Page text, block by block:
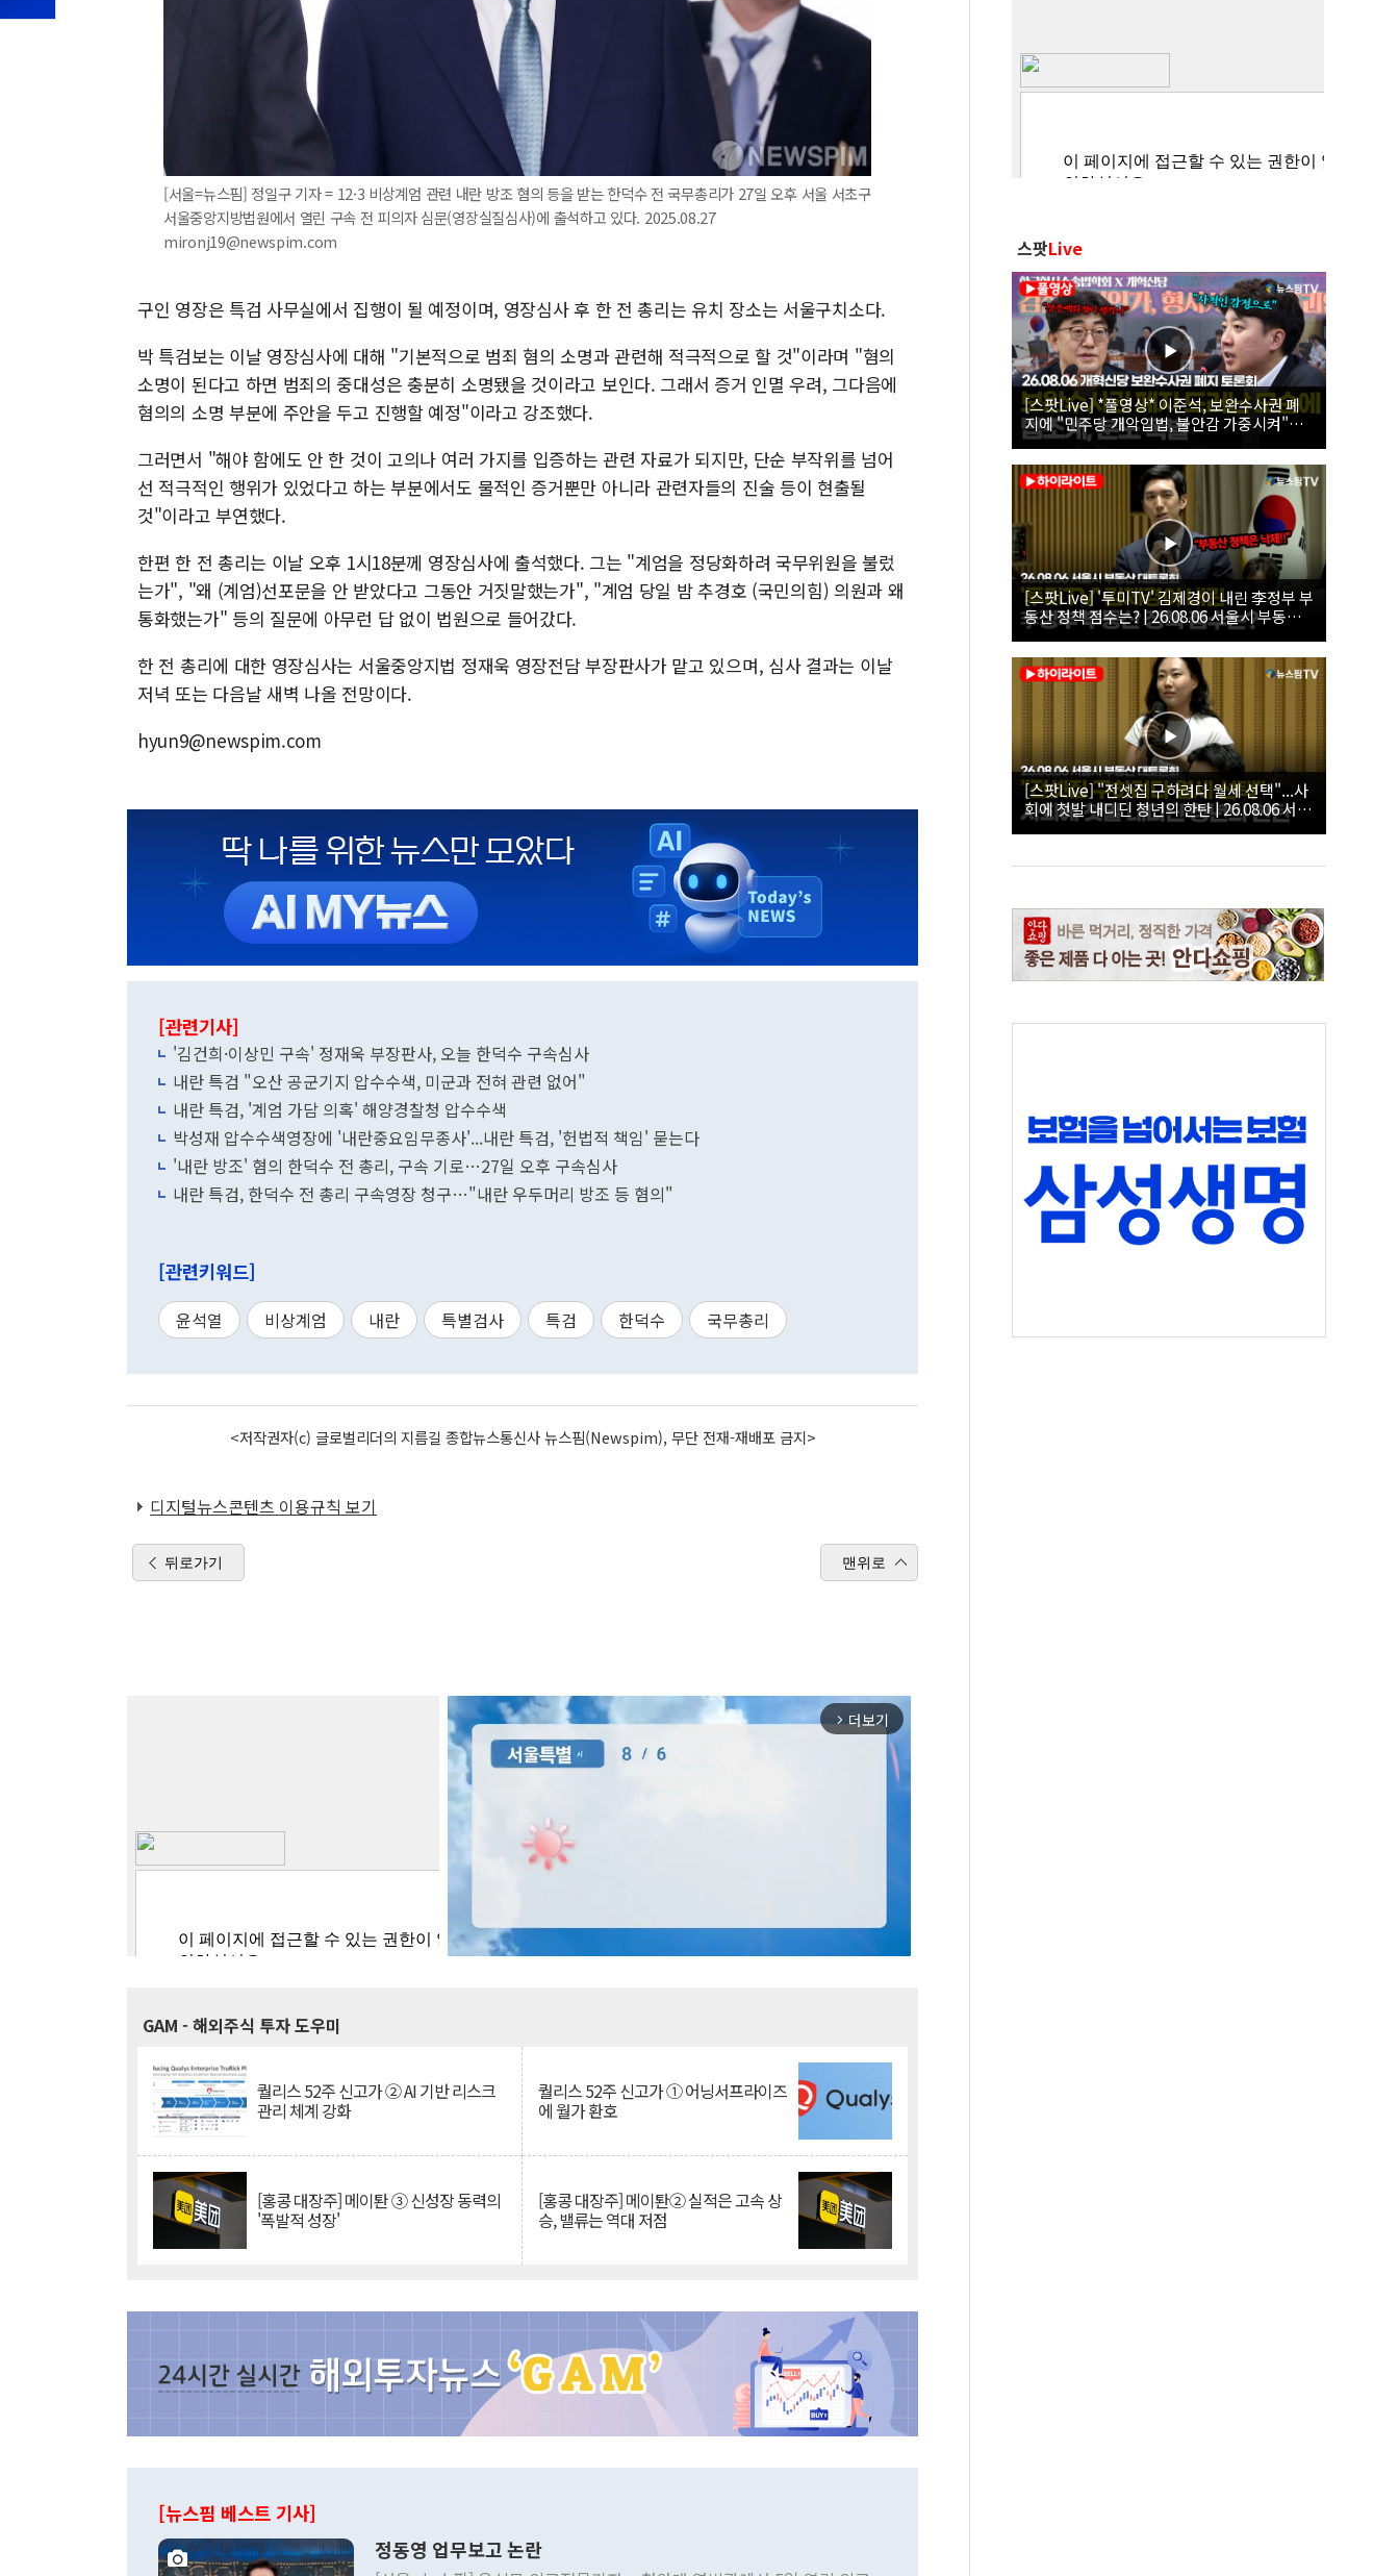
[서울=뉴스핌] 정일구 기자 = 12·3 비상계엄 관련 내란 방조 혐의 등을 받는 한덕수 전 국무총리가 27일 오후 서울 서초구
서울중앙지방법원에서 열린 구속 전 피의자 심문(영장실질심사)에 출석하고 있다. 2025.08.27
mironj19@newspim.com
구인 영장은 특검 사무실에서 집행이 될 예정이며, 영장심사 후 한 전 총리는 유치 장소는 서울구치소다.
박 특검보는 이날 영장심사에 대해 "기본적으로 범죄 혐의 소명과 관련해 적극적으로 할 것"이라며 "혐의
소명이 된다고 하면 범죄의 중대성은 충분히 소명됐을 것이라고 보인다. 그래서 증거 인멸 우려, 그다음에
혐의의 소명 부분에 주안을 두고 진행할 예정"이라고 강조했다.
그러면서 "해야 함에도 안 한 것이 고의나 여러 가지를 입증하는 관련 자료가 되지만, 단순 부작위를 넘어
선 적극적인 행위가 있었다고 하는 부분에서도 물적인 증거뿐만 아니라 관련자들의 진술 등이 현출될
것"이라고 부연했다.
한편 한 전 총리는 이날 오후 1시18분께 영장심사에 출석했다. 그는 "계엄을 정당화하려 국무위원을 불렀
는가", "왜 (계엄)선포문을 안 받았다고 그동안 거짓말했는가", "계엄 당일 밤 추경호 (국민의힘) 의원과 왜
통화했는가" 등의 질문에 아무런 답 없이 법원으로 들어갔다.
한 전 총리에 대한 영장심사는 서울중앙지법 정재욱 영장전담 부장판사가 맡고 있으며, 심사 결과는 이날
저녁 또는 다음날 새벽 나올 전망이다.
hyun9@newspim.com
[관련기사]
'김건희·이상민 구속' 정재욱 부장판사, 오늘 한덕수 구속심사
내란 특검 "오산 공군기지 압수수색, 미군과 전혀 관련 없어"
내란 특검, '계엄 가담 의혹' 해양경찰청 압수수색
박성재 압수수색영장에 '내란중요임무종사'...내란 특검, '헌법적 책임' 묻는다
'내란 방조' 혐의 한덕수 전 총리, 구속 기로…27일 오후 구속심사
내란 특검, 한덕수 전 총리 구속영장 청구…"내란 우두머리 방조 등 혐의"
[관련키워드]
윤석열 비상계엄 내란 특별검사 특검 한덕수 국무총리
<저작권자(c) 글로벌리더의 지름길 종합뉴스통신사 뉴스핌(Newspim), 무단 전재-재배포 금지>
디지털뉴스콘텐츠 이용규칙 보기
뒤로가기 맨위로
arrow_forward_ios 더보기
GAM - 해외주식 투자 도우미
퀄리스 52주 신고가 ② AI 기반 리스크
관리 체계 강화
퀄리스 52주 신고가 ① 어닝서프라이즈
에 월가 환호
[홍콩 대장주] 메이퇀 ③ 신성장 동력의
'폭발적 성장'
[홍콩 대장주] 메이퇀② 실적은 고속 상
승, 밸류는 역대 저점
[뉴스핌 베스트 기사]
정동영 업무보고 논란
스팟Live
[스팟Live] *풀영상* 이준석, 보완수사권 폐
지에 "민주당 개악입법, 불안감 가중시켜"｜
26.08.06 개혁신당 보완수사권 폐지 토론회
[스팟Live] '투미TV' 김제경이 내린 李정부 부
동산 정책 점수는? | 26.08.06 서울시 부동산
대토론회
[스팟Live] "전셋집 구하려다 월세 선택"...사
회에 첫발 내디딘 청년의 한탄 | 26.08.06 서울
시 부동산 대토론회